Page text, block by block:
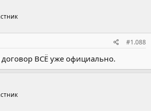
и предложили это ей. Мы надеемся,
потому что очень важно, чтобы мы
она.
НАТО Йенс Столтенберг в ходе пресс-
обсудить тему Договора о
и меньшей дальности (ДРСМД).
что ожидает от встречи совета Россия-
диалога относительно ситуации с
#1.088
договор ВСЁ уже официально.